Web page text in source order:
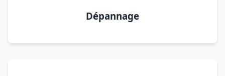
Dépannage